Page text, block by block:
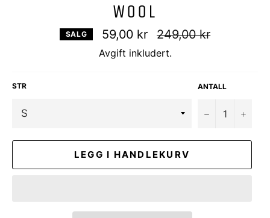
WOOL
SALG 59,00 kr
Vanlig
pris
249,00 kr
Avgift inkludert.
STR ANTALL
− +
LEGG I HANDLEKURV